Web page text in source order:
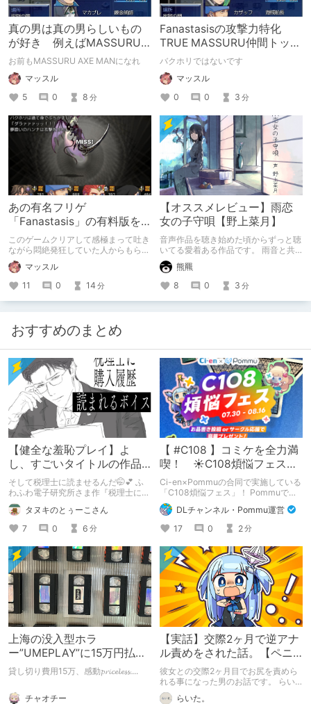
真の男は真の男らしいもの
が好き 例えばMASSURU
AXE MAN『Fanastasis』
お前もMASSURU AXE MANになれ
マッスル
5
0 8 分
Fanastasisの攻撃力特化
TRUE MASSURU仲間トップ
３
バクホリではないです
マッスル
0
0 3 分
あの有名フリゲ
「Fanastasis」の有料版を
ギフトでもらった（11/05追
記）
このゲームクリアして感極まって吐き
ながら悶絶発狂していた人からもらい
ました。
マッスル
11
0 14 分
【オススメレビュー】雨恋
女の子守唄【野上菜月】
音声作品を聴き始めた頃からずっと聴
いてる愛着ある作品です。 雨音と共
に進むゆっくりとした時間、子供扱い
されつつもそれがどこか懐かしくて嬉
しい。 こんなお姉さんと雨の日はゆ
っくりしたかった。
熊羆
8
0 3 分
おすすめのまとめ
【健全な羞恥プレイ】よ
し、すごいタイトルの作品
をまた買おう。【湧き上が
る不健全な気持ち】
そして税理士に読ませるんだ🤭💕 ふ
わふわ電子研究所さま作『税理士に購
入履歴読まれるボイス』の感想レビュ
ーです！タヌキのとぅーこさん
7
0 6 分
【 #C108 】コミケを全力満
喫！ ☀C108煩悩フェス☀
Pommu版のご案内
Ci-en×Pommuの合同で実施している
「C108煩悩フェス」！ Pommuでの
参加方法について、改めてこちらでも
ご案内いたします！
DLチャンネル・Pommu運営
17
0 2分
上海の没入型ホラ
ー”UMEPLAY”に15万円払っ
たら、2作品とも号泣した※
貸し切り費用15万、感動𝓹𝓻𝓲𝓬𝓮𝓵𝓮𝓼𝓼....
チャオチー
【実話】交際2ヶ月で逆アナ
ル責めをされた話。【ペニ
バン】
彼女との交際2ヶ月目でお尻を責めら
れる事になった男のお話です。 らい
た。のエチエチ体験談#2【逆アナ
らいた。